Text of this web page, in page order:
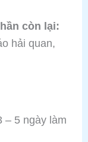
còn lại:
hải quan,
– 5 ngày làm